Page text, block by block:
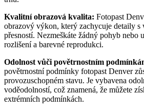
Kvalitní obrazová kvalita: Fotopast
obrazový výkon, který zachycuje detaily s
přesností. Nezmeškáte žádný pohyb nebo
rozlišení a barevné reprodukci.
Odolnost vůči povětrnostním
povětrnostní podmínky fotopast Denver
provozuschopném stavu. Je vybavena
voděodolností, což znamená, že můžete
extrémních podmínkách.